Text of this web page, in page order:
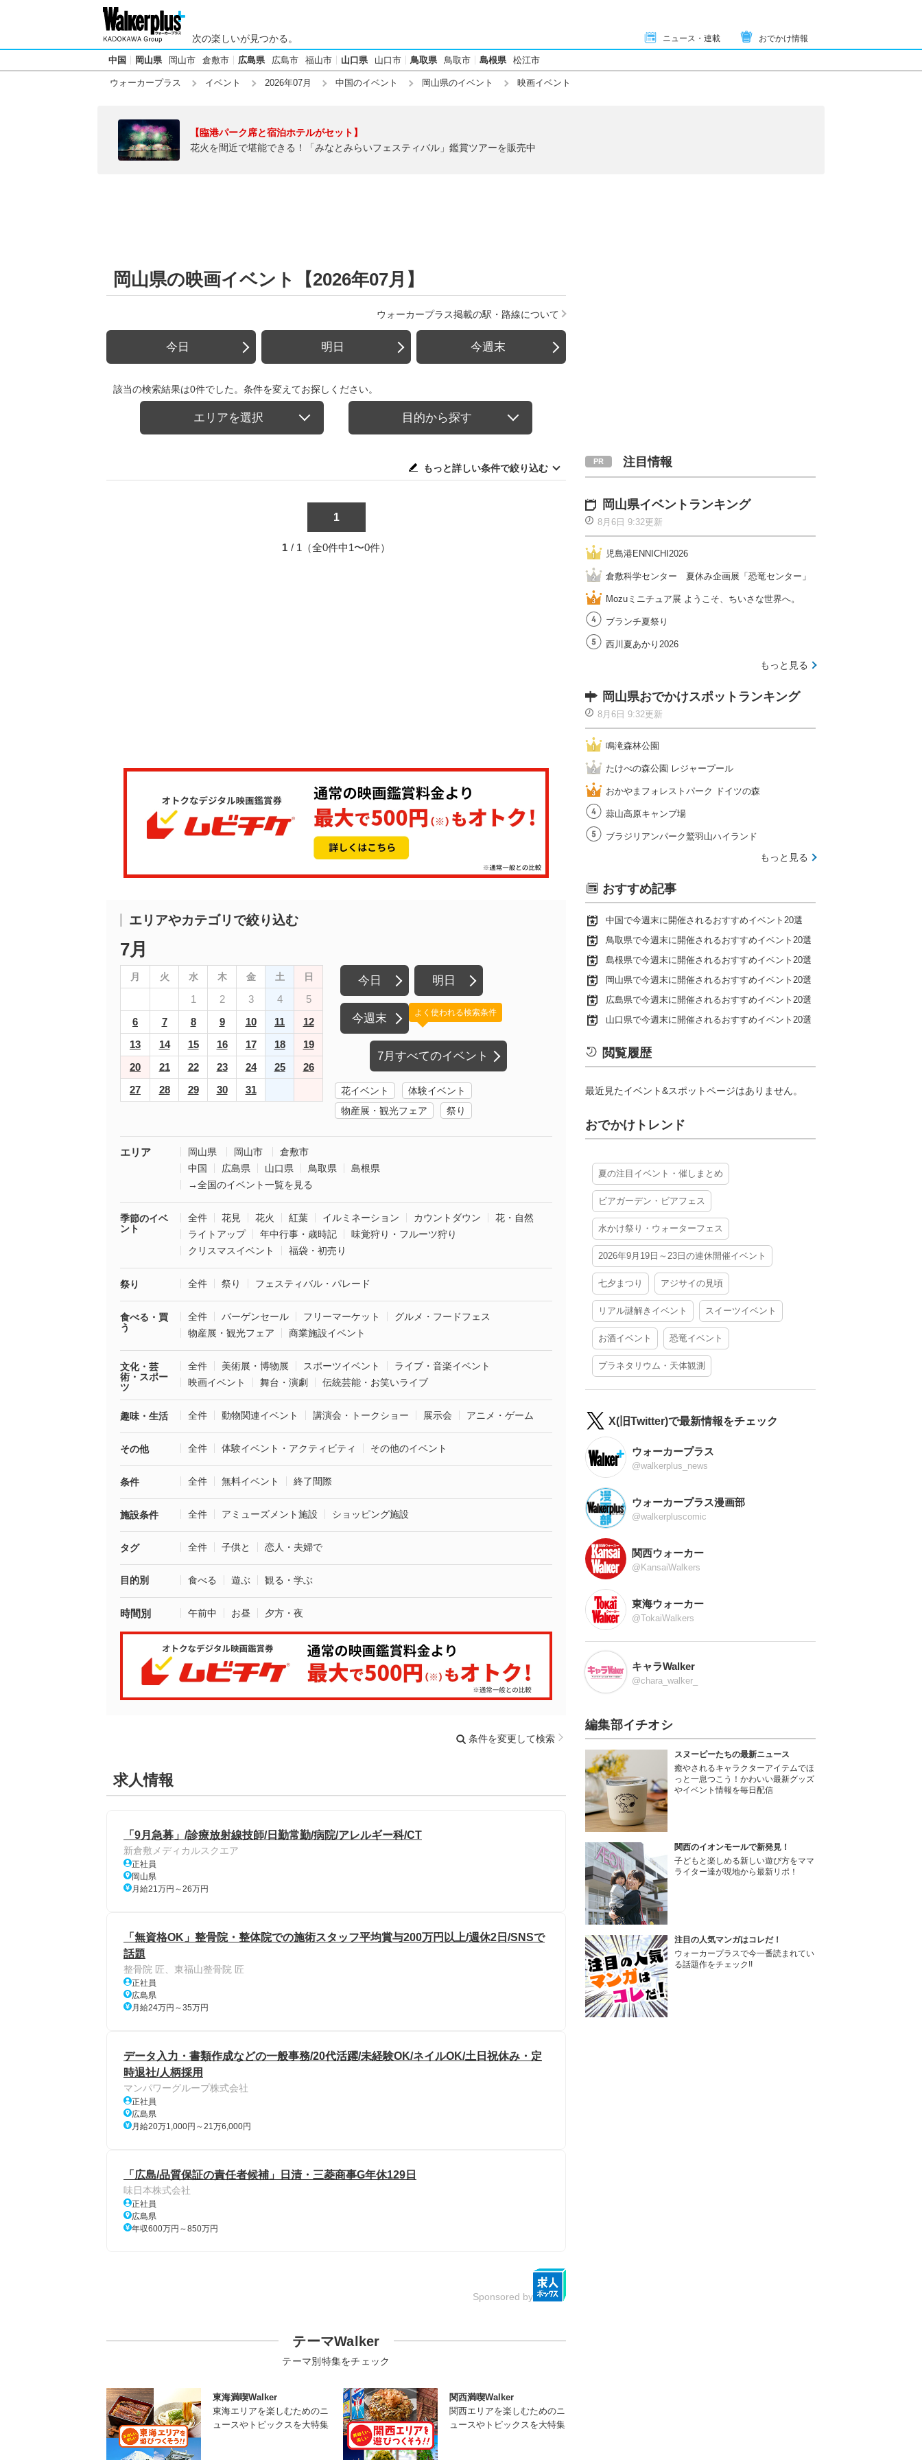
次の楽しいが見つかる。 ニュース・連載 おでかけ情報
中国 岡山県 岡山市 倉敷市 広島県 広島市 福山市 山口県 山口市 鳥取県 鳥取市 島根県 松江市
ウォーカープラス イベント 2026年07月 中国のイベント 岡山県のイベント 映画イベント
【臨港パーク席と宿泊ホテルがセット】
花火を間近で堪能できる！「みなとみらいフェスティバル」鑑賞ツアーを販売中
岡山県の映画イベント【2026年07月】
ウォーカープラス掲載の駅・路線について
今日 明日 今週末
該当の検索結果は0件でした。条件を変えてお探しください。
エリアを選択 目的から探す
もっと詳しい条件で絞り込む
1
1 / 1（全0件中1〜0件）
エリアやカテゴリで絞り込む
7月
月 火 水 木 金 土 日
1 2 3 4
5
6
7 8 9 10 11
12
13
14 15 16 17 18
19
20
21 22 23 24 25
26
27
28 29 30 31
今日 明日
今週末
7月すべてのイベント
よく使われる検索条件
花イベント
体験イベント
物産展・観光フェア
祭り
エリア 岡山県 岡山市
倉敷市
中国
広島県 山口県 鳥取県
島根県
→全国のイベント一覧を見る
季節のイベ
ント
全件 花見 花火 紅葉 イルミネーション カウントダウン
花・自然
ライトアップ
年中行事・歳時記
味覚狩り・フルーツ狩り
クリスマスイベント
福袋・初売り
祭り 全件 祭り フェスティバル・パレード
食べる・買
う
全件 バーゲンセール フリーマーケット
グルメ・フードフェス
物産展・観光フェア
商業施設イベント
文化・芸
術・スポー
ツ
全件 美術展・博物展 スポーツイベント
ライブ・音楽イベント
映画イベント
舞台・演劇 伝統芸能・お笑いライブ
趣味・生活 全件 動物関連イベント 講演会・トークショー 展示会 アニメ・ゲーム
その他 全件 体験イベント・アクティビティ その他のイベント
条件 全件 無料イベント 終了間際
施設条件 全件 アミューズメント施設 ショッピング施設
タグ 全件 子供と 恋人・夫婦で
目的別 食べる 遊ぶ 観る・学ぶ
時間別 午前中 お昼 夕方・夜
条件を変更して検索
求人情報
「9月急募」/診療放射線技師/日勤常勤/病院/アレルギー科/CT
新倉敷メディカルスクエア
正社員
岡山県
月給21万円～26万円
「無資格OK」整骨院・整体院での施術スタッフ平均賞与200万円以上/週休2日/SNSで
話題
整骨院 匠、東福山整骨院 匠
正社員
広島県
月給24万円～35万円
データ入力・書類作成などの一般事務/20代活躍/未経験OK/ネイルOK/土日祝休み・定
時退社/人柄採用
マンパワーグループ株式会社
正社員
広島県
月給20万1,000円～21万6,000円
「広島/品質保証の責任者候補」日清・三菱商事G年休129日
味日本株式会社
正社員
広島県
年収600万円～850万円
Sponsored by
テーマWalker
テーマ別特集をチェック
東海満喫Walker
東海エリアを楽しむためのニ
ュースやトピックスを大特集
関西満喫Walker
関西エリアを楽しむためのニ
ュースやトピックスを大特集
注目情報
岡山県イベントランキング
8月6日 9:32更新
児島港ENNICHI2026
倉敷科学センター 夏休み企画展「恐竜センター」
Mozuミニチュア展 ようこそ、ちいさな世界へ。
ブランチ夏祭り
西川夏あかり2026
もっと見る
岡山県おでかけスポットランキング
8月6日 9:32更新
鳴滝森林公園
たけべの森公園 レジャープール
おかやまフォレストパーク ドイツの森
蒜山高原キャンプ場
ブラジリアンパーク鷲羽山ハイランド
もっと見る
おすすめ記事
中国で今週末に開催されるおすすめイベント20選
鳥取県で今週末に開催されるおすすめイベント20選
島根県で今週末に開催されるおすすめイベント20選
岡山県で今週末に開催されるおすすめイベント20選
広島県で今週末に開催されるおすすめイベント20選
山口県で今週末に開催されるおすすめイベント20選
閲覧履歴
最近見たイベント&スポットページはありません。
おでかけトレンド
夏の注目イベント・催しまとめ
ビアガーデン・ビアフェス
水かけ祭り・ウォーターフェス
2026年9月19日～23日の連休開催イベント
七夕まつり アジサイの見頃
リアル謎解きイベント スイーツイベント
お酒イベント 恐竜イベント
プラネタリウム・天体観測
X(旧Twitter)で最新情報をチェック
ウォーカープラス
@walkerplus_news
ウォーカープラス漫画部
@walkerpluscomic
関西ウォーカー
@KansaiWalkers
東海ウォーカー
@TokaiWalkers
キャラWalker
@chara_walker_
編集部イチオシ
スヌーピーたちの最新ニュース
癒やされるキャラクターアイテムでほ
っと一息つこう！かわいい最新グッズ
やイベント情報を毎日配信
関西のイオンモールで新発見！
子どもと楽しめる新しい遊び方をママ
ライター達が現地から最新リポ！
注目の人気マンガはコレだ！
ウォーカープラスで今一番読まれてい
る話題作をチェック!!